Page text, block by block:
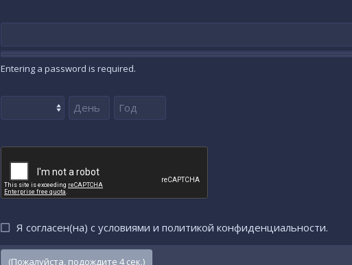
Entering a password is required.
Я согласен(на) с условиями и политикой конфиденциальности.
(Пожалуйста, подождите 3сек.)